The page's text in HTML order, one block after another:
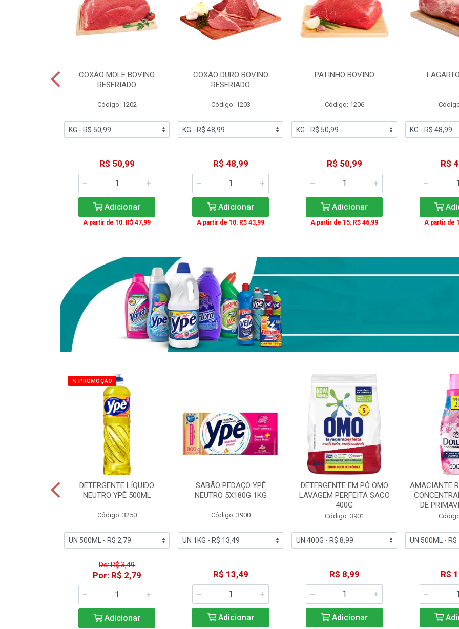
COXÃO MOLE BOVINO
RESFRIADO
Código: 1202
R$ 50,99
Adicionar
A partir de 10: R$ 47,99
COXÃO DURO BOVINO
RESFRIADO
Código: 1203
R$ 48,99
Adicionar
A partir de 10: R$ 43,99
PATINHO BOVINO
Código: 1206
R$ 50,99
Adicionar
A partir de 15: R$ 46,99
R$
A partir de
% PROMOÇÃO
DETERGENTE LÍQUIDO
NEUTRO YPÊ 500ML
Código: 3250
De: R$ 3,49
Por: R$ 2,79
Adicionar
SABÃO PEDAÇO YPÊ
NEUTRO 5X180G 1KG
Código: 3900
R$ 13,49
Adicionar
DETERGENTE EM PÓ OMO
LAVAGEM PERFEITA SACO
400G
Código: 3901
R$ 8,99
Adicionar
AMACIANTE
DE
R$